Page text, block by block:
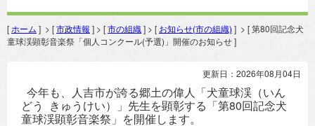
[ ホーム ] > [市政情報 ] > [市の組織 ] > [ お知らせ(市の組織) ] > [ 第80回記念犬
童球渓顕彰音楽祭「個人コンクール(予選)」開催のお知らせ ]
更新日：2026年08月04日
今年も、人吉市が誇る郷土の偉人「犬童球渓（いん
どう きゅうけい）」先生を顕彰する「第80回記念犬
童球渓顕彰音楽祭」を開催します。